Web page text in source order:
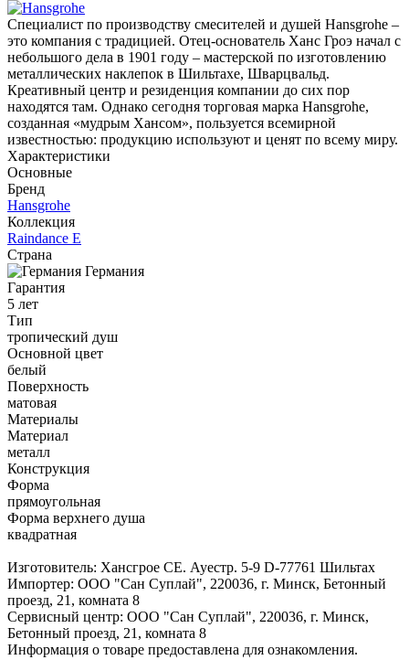
Специалист по производству смесителей и душей Hansgrohe –
это компания с традицией. Отец-основатель Ханс Гроэ начал с
небольшого дела в 1901 году – мастерской по изготовлению
металлических наклепок в Шильтахе, Шварцвальд.
Креативный центр и резиденция компании до сих пор
находятся там. Однако сегодня торговая марка Hansgrohe,
созданная «мудрым Хансом», пользуется всемирной
известностью: продукцию используют и ценят по всему миру.
Характеристики
Основные
Бренд
Hansgrohe
Коллекция
Raindance E
Страна
Германия
Гарантия
5 лет
Тип
тропический душ
Основной цвет
белый
Поверхность
матовая
Материалы
Материал
металл
Конструкция
Форма
прямоугольная
Форма верхнего душа
квадратная
Изготовитель: Хансгрое СЕ. Ауестр. 5-9 D-77761 Шильтах
Импортер: ООО "Сан Суплай", 220036, г. Минск, Бетонный
проезд, 21, комната 8
Сервисный центр: ООО "Сан Суплай", 220036, г. Минск,
Бетонный проезд, 21, комната 8
Информация о товаре предоставлена для ознакомления.